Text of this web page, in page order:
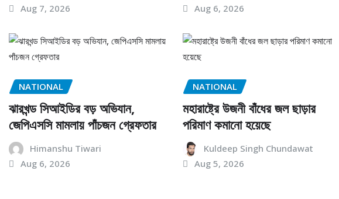
Aug 7, 2026
Aug 6, 2026
NATIONAL
ঝারখন্ড সিআইডির বড় অভিযান,
জেপিএসসি মামলায় পাঁচজন গ্রেফতার
Himanshu Tiwari
Aug 6, 2026
NATIONAL
মহারাষ্ট্রে উজনী বাঁধের জল ছাড়ার
পরিমাণ কমানো হয়েছে
Kuldeep Singh Chundawat
Aug 5, 2026